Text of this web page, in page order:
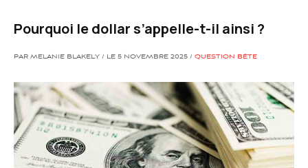
Pourquoi le dollar s’appelle-t-il ainsi ?
PAR MELANIE BLAKELY / LE 5 NOVEMBRE 2025 / QUESTION BÊTE